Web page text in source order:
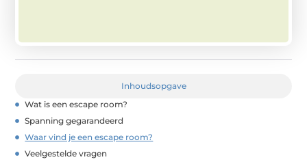
Inhoudsopgave
Wat is een escape room?
Spanning gegarandeerd
Waar vind je een escape room?
Veelgestelde vragen